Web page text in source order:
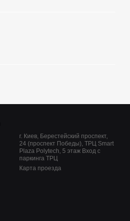
г. Киев, Берестейский проспект,
24 (проспект Победы), ТРЦ Smart
Plaza Polytech, 5 этаж Вход с
паркинга ТРЦ
Карта проезда